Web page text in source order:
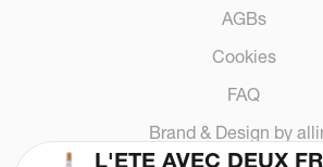
AGBs
Cookies
FAQ
Brand & Design by